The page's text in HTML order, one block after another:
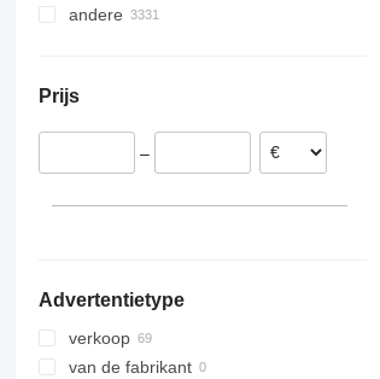
Spanje
België
Frankrijk
VS
China
Oezbekistan
Israël
andere
Colombia
Peru
Prijs
–
Advertentietype
verkoop
van de fabrikant